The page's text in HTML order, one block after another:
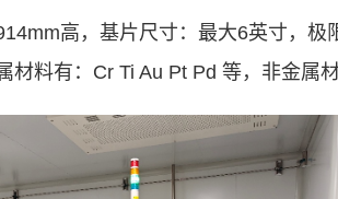
高 ，基片尺寸：最大6英寸 ，极
材料有： Cr Ti Au Pt Pd 等，非金属材